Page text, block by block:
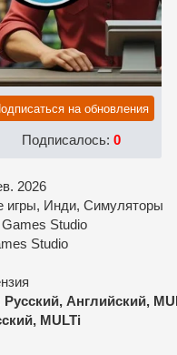
на обновления
Подписалось: 0
2026
игры, Инди, Симуляторы
Studio
Studio
Русский, Английский,
MULTi